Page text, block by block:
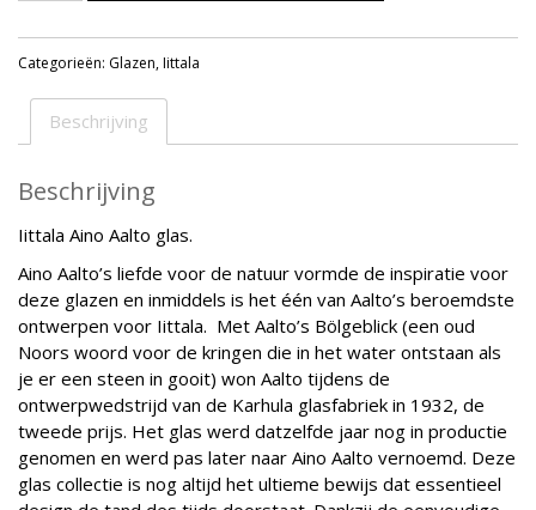
GLAS
33
AQUA
–
STUKS
aantal
Categorieën: Glazen,Iittala
Beschrijving
Beschrijving
Iittala Aino Aalto glas.
Aino Aalto’s liefde voor de natuur vormde de inspiratie voor
deze glazen en inmiddels is het één van Aalto’s beroemdste
ontwerpen voor Iittala. Met Aalto’s Bölgeblick (een oud
Noors woord voor de kringen die in het water ontstaan als
je er een steen in gooit) won Aalto tijdens de
ontwerpwedstrijd van de Karhula glasfabriek in 1932, de
tweede prijs. Het glas werd datzelfde jaar nog in productie
genomen en werd pas later naar Aino Aalto vernoemd. Deze
glas collectie is nog altijd het ultieme bewijs dat essentieel